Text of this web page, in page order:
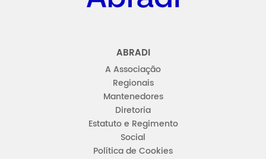
ABRADI
A Associação
Regionais
Mantenedores
Diretoria
Estatuto e Regimento
Social
Política de Cookies